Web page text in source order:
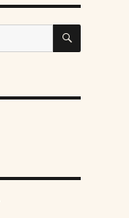
SEARCH